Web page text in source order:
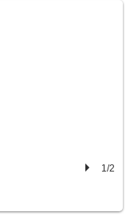
1/2